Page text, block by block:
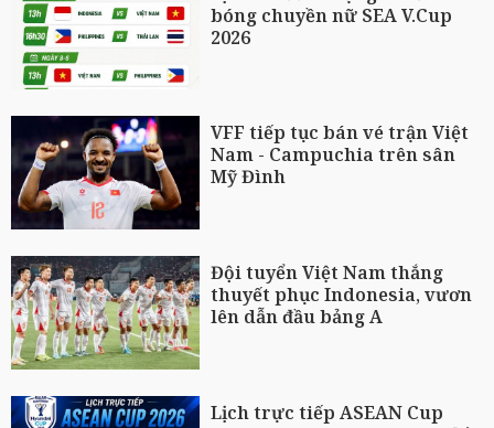
bóng chuyền nữ SEA V.Cup
2026
VFF tiếp tục bán vé trận Việt
Nam - Campuchia trên sân
Mỹ Đình
Đội tuyển Việt Nam thắng
thuyết phục Indonesia, vươn
lên dẫn đầu bảng A
Lịch trực tiếp ASEAN Cup